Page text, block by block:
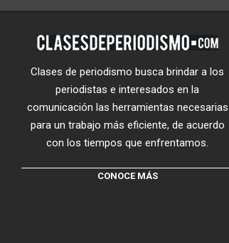
Clases de periodismo busca brindar a los
periodistas e interesados en la
comunicación las herramientas necesarias
para un trabajo más eficiente, de acuerdo
con los tiempos que enfrentamos.
CONOCE MÁS